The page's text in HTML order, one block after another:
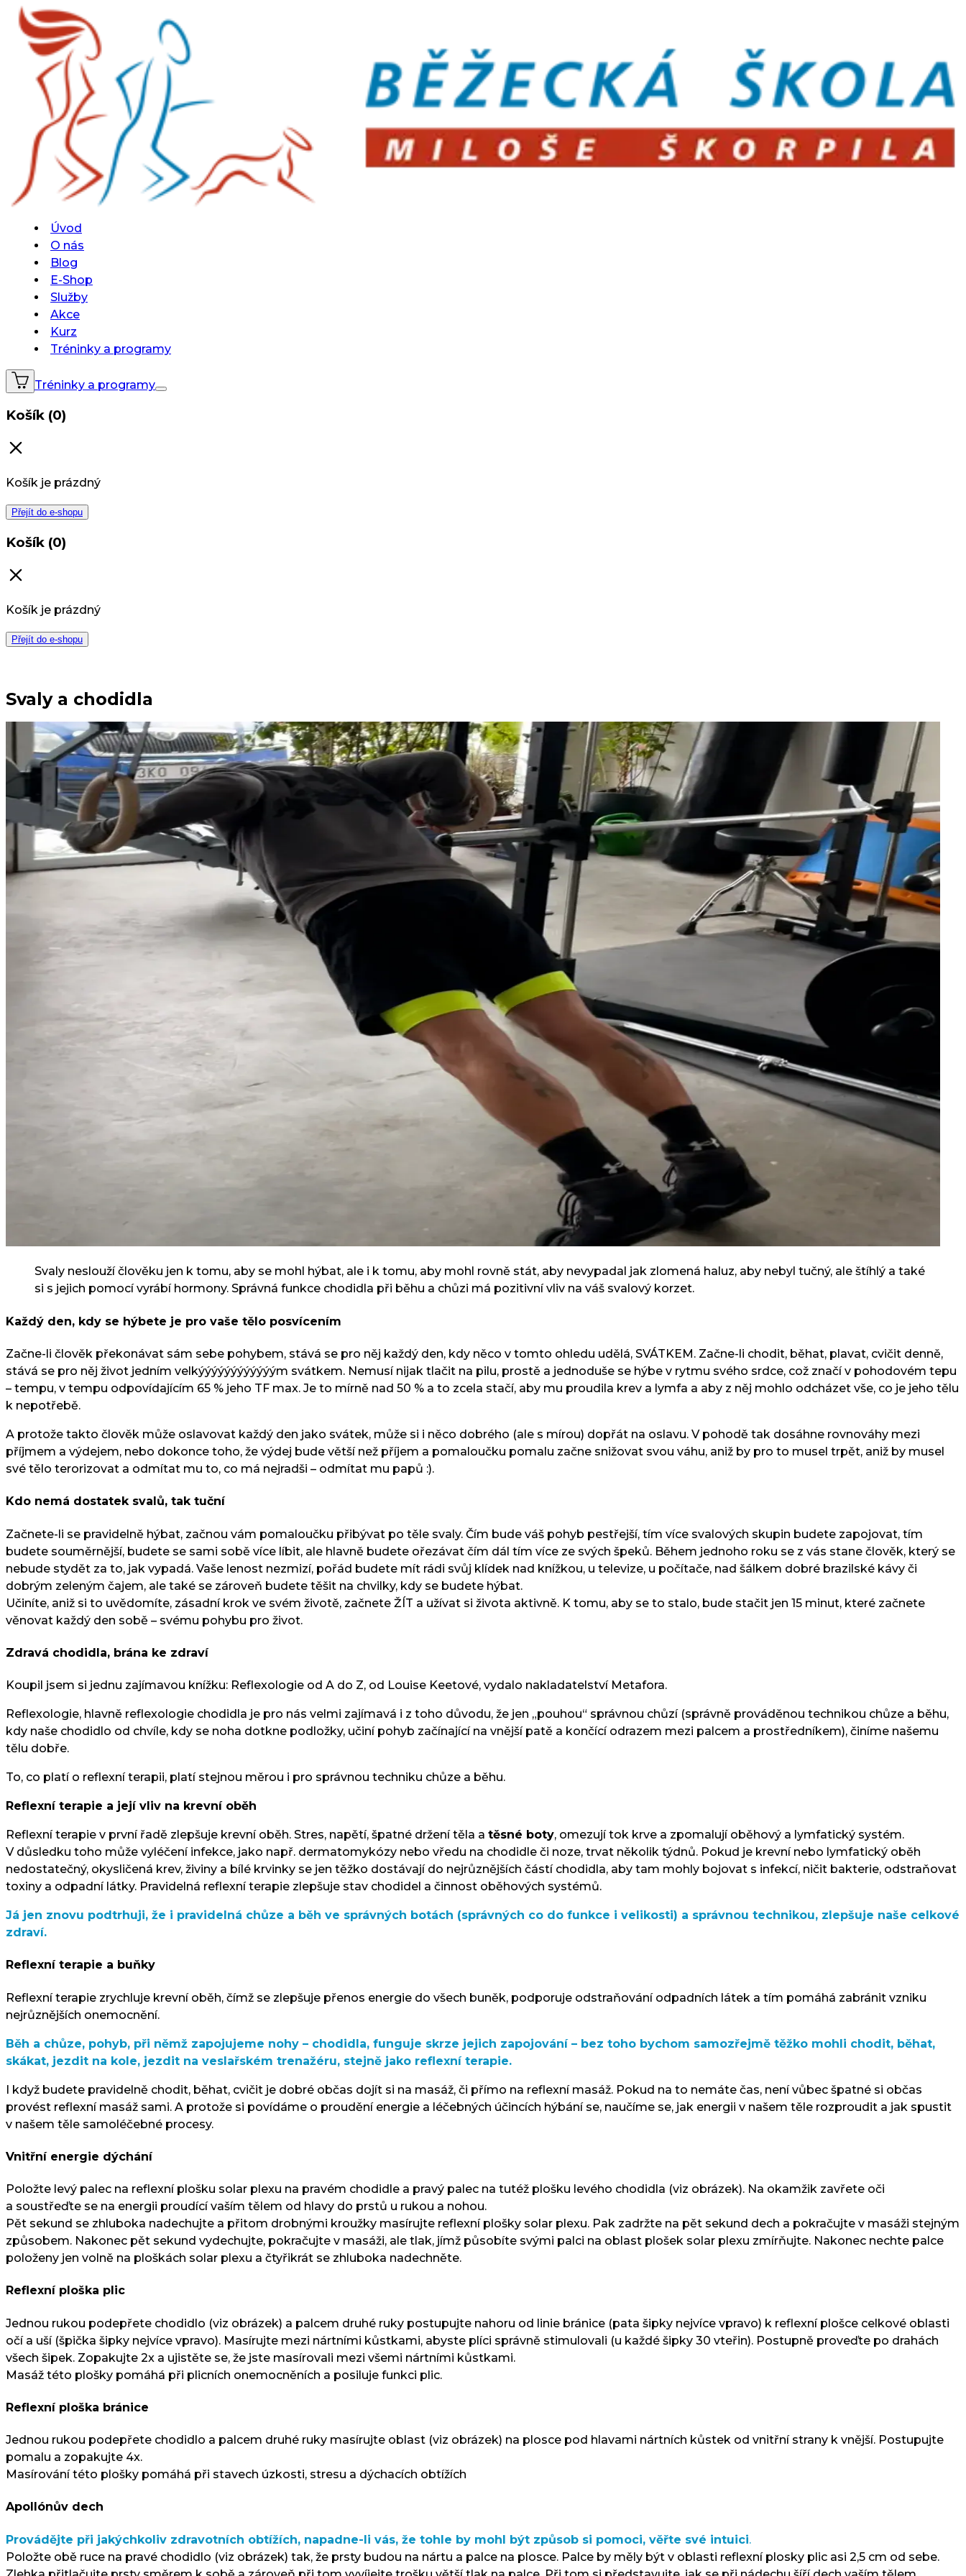
Úvod
O nás
Blog
E-Shop
Služby
Akce
Kurz
Tréninky a programy
Tréninky a programy
Košík (0)
Košík je prázdný
Přejít do e-shopu
Košík (0)
Košík je prázdný
Přejít do e-shopu
Svaly a chodidla
Svaly neslouží člověku jen k tomu, aby se mohl hýbat, ale i k tomu, aby mohl rovně stát, aby nevypadal jak zlomená haluz, aby nebyl tučný, ale štíhlý a také
si s jejich pomocí vyrábí hormony. Správná funkce chodidla při běhu a chůzi má pozitivní vliv na váš svalový korzet.
Každý den, kdy se hýbete je pro vaše tělo posvícením
Začne-li člověk překonávat sám sebe pohybem, stává se pro něj každý den, kdy něco v tomto ohledu udělá, SVÁTKEM. Začne-li chodit, běhat, plavat, cvičit denně,
stává se pro něj život jedním velkýýýýýýýýýýýým svátkem. Nemusí nijak tlačit na pilu, prostě a jednoduše se hýbe v rytmu svého srdce, což značí v pohodovém tepu
– tempu, v tempu odpovídajícím 65 % jeho TF max. Je to mírně nad 50 % a to zcela stačí, aby mu proudila krev a lymfa a aby z něj mohlo odcházet vše, co je jeho tělu
k nepotřebě.
A protože takto člověk může oslavovat každý den jako svátek, může si i něco dobrého (ale s mírou) dopřát na oslavu. V pohodě tak dosáhne rovnováhy mezi
příjmem a výdejem, nebo dokonce toho, že výdej bude větší než příjem a pomaloučku pomalu začne snižovat svou váhu, aniž by pro to musel trpět, aniž by musel
své tělo terorizovat a odmítat mu to, co má nejradši – odmítat mu papů :).
Kdo nemá dostatek svalů, tak tuční
Začnete-li se pravidelně hýbat, začnou vám pomaloučku přibývat po těle svaly. Čím bude váš pohyb pestřejší, tím více svalových skupin budete zapojovat, tím
budete souměrnější, budete se sami sobě více líbit, ale hlavně budete ořezávat čím dál tím více ze svých špeků. Během jednoho roku se z vás stane člověk, který se
nebude stydět za to, jak vypadá. Vaše lenost nezmizí, pořád budete mít rádi svůj klídek nad knížkou, u televize, u počítače, nad šálkem dobré brazilské kávy či
dobrým zeleným čajem, ale také se zároveň budete těšit na chvilky, kdy se budete hýbat.
Učiníte, aniž si to uvědomíte, zásadní krok ve svém životě, začnete ŽÍT a užívat si života aktivně. K tomu, aby se to stalo, bude stačit jen 15 minut, které začnete
věnovat každý den sobě – svému pohybu pro život.
Zdravá chodidla, brána ke zdraví
Koupil jsem si jednu zajímavou knížku: Reflexologie od A do Z, od Louise Keetové, vydalo nakladatelství Metafora.
Reflexologie, hlavně reflexologie chodidla je pro nás velmi zajímavá i z toho důvodu, že jen „pouhou“ správnou chůzí (správně prováděnou technikou chůze a běhu,
kdy naše chodidlo od chvíle, kdy se noha dotkne podložky, učiní pohyb začínající na vnější patě a končící odrazem mezi palcem a prostředníkem), činíme našemu
tělu dobře.
To, co platí o reflexní terapii, platí stejnou měrou i pro správnou techniku chůze a běhu.
Reflexní terapie a její vliv na krevní oběh
Reflexní terapie v první řadě zlepšuje krevní oběh. Stres, napětí, špatné držení těla a těsné boty, omezují tok krve a zpomalují oběhový a lymfatický systém.
V důsledku toho může vyléčení infekce, jako např. dermatomykózy nebo vředu na chodidle či noze, trvat několik týdnů. Pokud je krevní nebo lymfatický oběh
nedostatečný, okysličená krev, živiny a bílé krvinky se jen těžko dostávají do nejrůznějších částí chodidla, aby tam mohly bojovat s infekcí, ničit bakterie, odstraňovat
toxiny a odpadní látky. Pravidelná reflexní terapie zlepšuje stav chodidel a činnost oběhových systémů.
Já jen znovu podtrhuji, že i pravidelná chůze a běh ve správných botách (správných co do funkce i velikosti) a správnou technikou, zlepšuje naše celkové
zdraví.
Reflexní terapie a buňky
Reflexní terapie zrychluje krevní oběh, čímž se zlepšuje přenos energie do všech buněk, podporuje odstraňování odpadních látek a tím pomáhá zabránit vzniku
nejrůznějších onemocnění.
Běh a chůze, pohyb, při němž zapojujeme nohy – chodidla, funguje skrze jejich zapojování – bez toho bychom samozřejmě těžko mohli chodit, běhat,
skákat, jezdit na kole, jezdit na veslařském trenažéru, stejně jako reflexní terapie.
I když budete pravidelně chodit, běhat, cvičit je dobré občas dojít si na masáž, či přímo na reflexní masáž. Pokud na to nemáte čas, není vůbec špatné si občas
provést reflexní masáž sami. A protože si povídáme o proudění energie a léčebných účincích hýbání se, naučíme se, jak energii v našem těle rozproudit a jak spustit
v našem těle samoléčebné procesy.
Vnitřní energie dýchání
Položte levý palec na reflexní plošku solar plexu na pravém chodidle a pravý palec na tutéž plošku levého chodidla (viz obrázek). Na okamžik zavřete oči
a soustřeďte se na energii proudící vaším tělem od hlavy do prstů u rukou a nohou.
Pět sekund se zhluboka nadechujte a přitom drobnými kroužky masírujte reflexní plošky solar plexu. Pak zadržte na pět sekund dech a pokračujte v masáži stejným
způsobem. Nakonec pět sekund vydechujte, pokračujte v masáži, ale tlak, jímž působíte svými palci na oblast plošek solar plexu zmírňujte. Nakonec nechte palce
položeny jen volně na ploškách solar plexu a čtyřikrát se zhluboka nadechněte.
Reflexní ploška plic
Jednou rukou podepřete chodidlo (viz obrázek) a palcem druhé ruky postupujte nahoru od linie bránice (pata šipky nejvíce vpravo) k reflexní plošce celkové oblasti
očí a uší (špička šipky nejvíce vpravo). Masírujte mezi nártními kůstkami, abyste plíci správně stimulovali (u každé šipky 30 vteřin). Postupně proveďte po drahách
všech šipek. Zopakujte 2x a ujistěte se, že jste masírovali mezi všemi nártními kůstkami.
Masáž této plošky pomáhá při plicních onemocněních a posiluje funkci plic.
Reflexní ploška bránice
Jednou rukou podepřete chodidlo a palcem druhé ruky masírujte oblast (viz obrázek) na plosce pod hlavami nártních kůstek od vnitřní strany k vnější. Postupujte
pomalu a zopakujte 4x.
Masírování této plošky pomáhá při stavech úzkosti, stresu a dýchacích obtížích
Apollónův dech
Provádějte při jakýchkoliv zdravotních obtížích, napadne-li vás, že tohle by mohl být způsob si pomoci, věřte své intuici.
Položte obě ruce na pravé chodidlo (viz obrázek) tak, že prsty budou na nártu a palce na plosce. Palce by měly být v oblasti reflexní plosky plic asi 2,5 cm od sebe.